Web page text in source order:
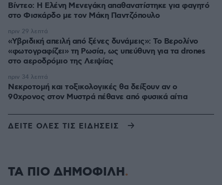
Βίντεο: Η Ελένη Μενεγάκη απαθανατίστηκε για φαγητό
στο Φισκάρδο με τον Μάκη Παντζόπουλο
«Υβριδική απειλή από ξένες δυνάμεις»: Το Βερολίνο
«φωτογραφίζει» τη Ρωσία, ως υπεύθυνη για τα drones
στο αεροδρόμιο της Λειψίας
πριν 29 λεπτά
Νεκροτομή και τοξικολογικές θα δείξουν αν ο
90χρονος στον Μυστρά πέθανε από φυσικά αίτια
πριν 34 λεπτά
ΔΕΙΤΕ ΟΛΕΣ ΤΙΣ ΕΙΔΗΣΕΙΣ
ΤΑ ΠΙΟ ΔΗΜΟΦΙΛΗ